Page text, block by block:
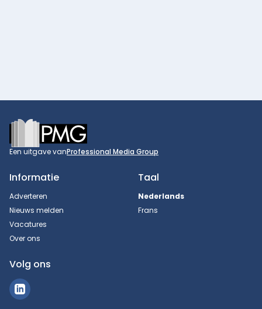
Footer
Een uitgave vanProfessional Media Group
Informatie
Adverteren
Nieuws melden
Vacatures
Over ons
Taal
Nederlands
Frans
Volg ons